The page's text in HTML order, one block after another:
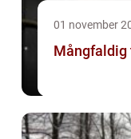
01 november
Mångfaldig